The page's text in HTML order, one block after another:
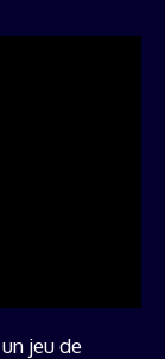
jeu de